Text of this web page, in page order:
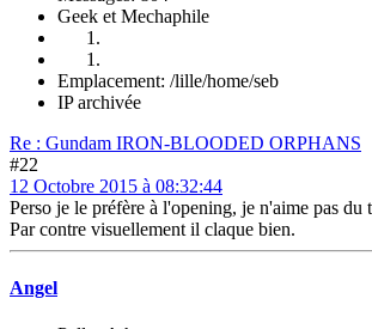
Geek et Mechaphile
Emplacement: /lille/home/seb
IP archivée
Re : Gundam IRON-BLOODED ORPHANS
#22
12 Octobre 2015 à 08:32:44
Perso je le préfère à l'opening, je n'aime pas du
Par contre visuellement il claque bien.
Angel